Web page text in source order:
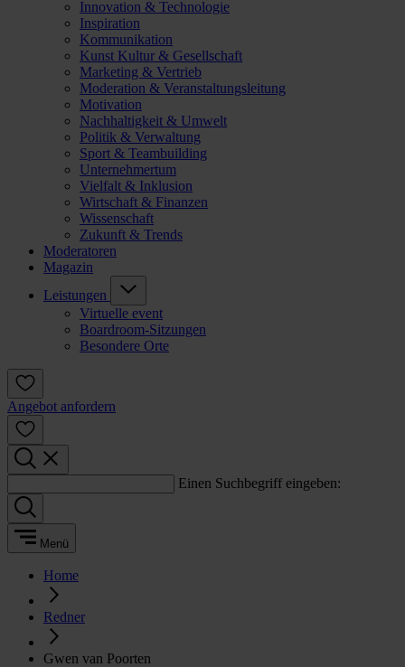
Innovation & Technologie
Inspiration
Kommunikation
Kunst Kultur & Gesellschaft
Marketing & Vertrieb
Moderation & Veranstaltungsleitung
Motivation
Nachhaltigkeit & Umwelt
Politik & Verwaltung
Sport & Teambuilding
Unternehmertum
Vielfalt & Inklusion
Wirtschaft & Finanzen
Wissenschaft
Zukunft & Trends
Moderatoren
Magazin
Leistungen
Virtuelle event
Boardroom-Sitzungen
Besondere Orte
Angebot anfordern
Einen Suchbegriff eingeben:
Menü
Home
Redner
Gwen van Poorten